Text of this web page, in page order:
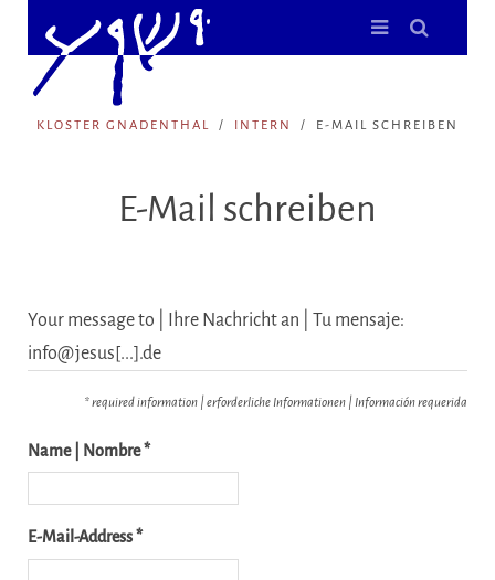
KLOSTER GNADENTHAL INTERN E-MAIL SCHREIBEN
E-Mail schreiben
Your message to | Ihre Nachricht an | Tu mensaje:
info@jesus[...].de
* required information | erforderliche Informationen | Información requerida
Name | Nombre *
E-Mail-Address *